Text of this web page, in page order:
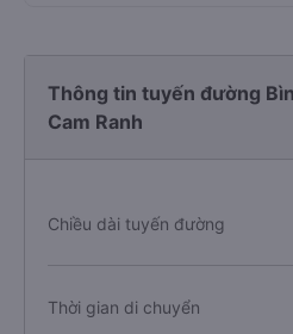
Thông tin tuyến đường
Cam Ranh
Chiều dài tuyến đường
Thời gian di chuyển